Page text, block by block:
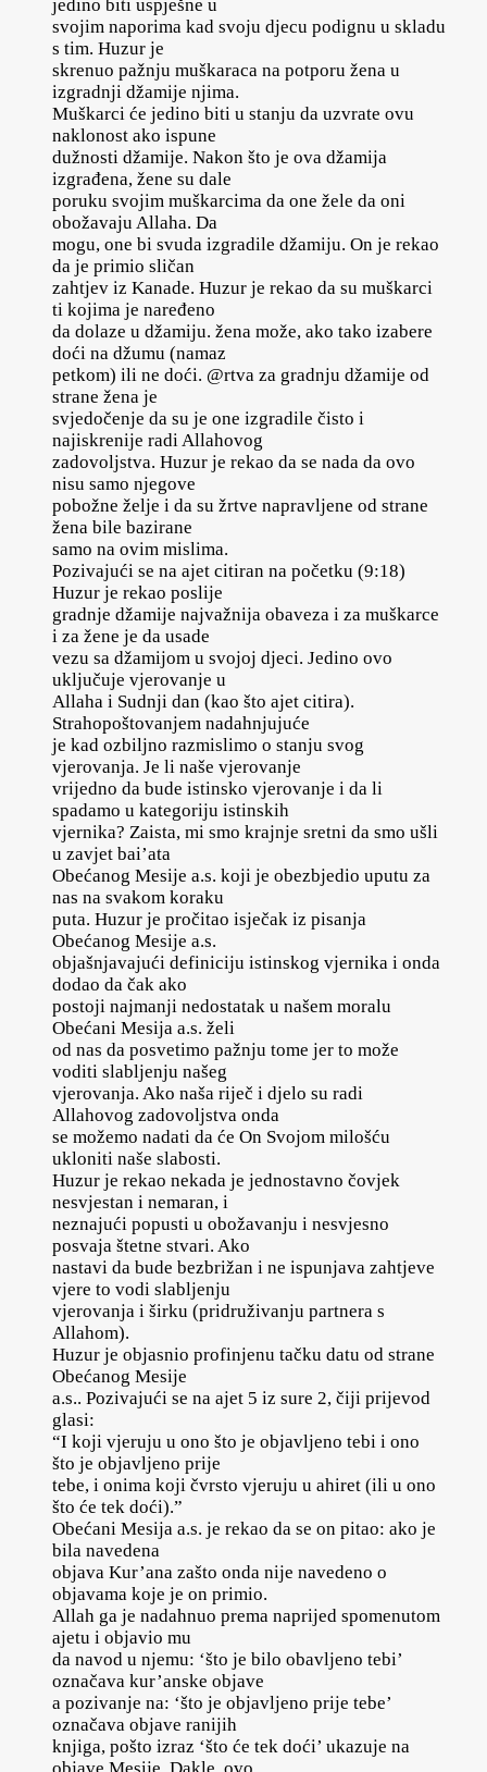
jedino biti uspješne u
svojim naporima kad svoju djecu podignu u skladu
s tim. Huzur je
skrenuo pažnju muškaraca na potporu žena u
izgradnji džamije njima.
Muškarci će jedino biti u stanju da uzvrate ovu
naklonost ako ispune
dužnosti džamije. Nakon što je ova džamija
izgrađena, žene su dale
poruku svojim muškarcima da one žele da oni
obožavaju Allaha. Da
mogu, one bi svuda izgradile džamiju. On je rekao
da je primio sličan
zahtjev iz Kanade. Huzur je rekao da su muškarci
ti kojima je naređeno
da dolaze u džamiju. žena može, ako tako izabere
doći na džumu (namaz
petkom) ili ne doći. @rtva za gradnju džamije od
strane žena je
svjedočenje da su je one izgradile čisto i
najiskrenije radi Allahovog
zadovoljstva. Huzur je rekao da se nada da ovo
nisu samo njegove
pobožne želje i da su žrtve napravljene od strane
žena bile bazirane
samo na ovim mislima.
Pozivajući se na ajet citiran na početku (9:18)
Huzur je rekao poslije
gradnje džamije najvažnija obaveza i za muškarce
i za žene je da usade
vezu sa džamijom u svojoj djeci. Jedino ovo
uključuje vjerovanje u
Allaha i Sudnji dan (kao što ajet citira).
Strahopoštovanjem nadahnjujuće
je kad ozbiljno razmislimo o stanju svog
vjerovanja. Je li naše vjerovanje
vrijedno da bude istinsko vjerovanje i da li
spadamo u kategoriju istinskih
vjernika? Zaista, mi smo krajnje sretni da smo ušli
u zavjet bai’ata
Obećanog Mesije a.s. koji je obezbjedio uputu za
nas na svakom koraku
puta. Huzur je pročitao isječak iz pisanja
Obećanog Mesije a.s.
objašnjavajući definiciju istinskog vjernika i onda
dodao da čak ako
postoji najmanji nedostatak u našem moralu
Obećani Mesija a.s. želi
od nas da posvetimo pažnju tome jer to može
voditi slabljenju našeg
vjerovanja. Ako naša riječ i djelo su radi
Allahovog zadovoljstva onda
se možemo nadati da će On Svojom milošću
ukloniti naše slabosti.
Huzur je rekao nekada je jednostavno čovjek
nesvjestan i nemaran, i
neznajući popusti u obožavanju i nesvjesno
posvaja štetne stvari. Ako
nastavi da bude bezbrižan i ne ispunjava zahtjeve
vjere to vodi slabljenju
vjerovanja i širku (pridruživanju partnera s
Allahom).
Huzur je objasnio profinjenu tačku datu od strane
Obećanog Mesije
a.s.. Pozivajući se na ajet 5 iz sure 2, čiji prijevod
glasi:
“I koji vjeruju u ono što je objavljeno tebi i ono
što je objavljeno prije
tebe, i onima koji čvrsto vjeruju u ahiret (ili u ono
što će tek doći).”
Obećani Mesija a.s. je rekao da se on pitao: ako je
bila navedena
objava Kur’ana zašto onda nije navedeno o
objavama koje je on primio.
Allah ga je nadahnuo prema naprijed spomenutom
ajetu i objavio mu
da navod u njemu: ‘što je bilo obavljeno tebi’
označava kur’anske objave
a pozivanje na: ‘što je objavljeno prije tebe’
označava objave ranijih
knjiga, pošto izraz ‘što će tek doći’ ukazuje na
objave Mesije. Dakle, ovo